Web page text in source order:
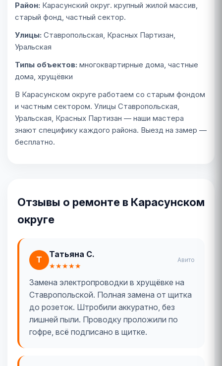
Район: Карасунский округ. крупный жилой массив,
старый фонд, частный сектор.
Улицы: Ставропольская, Красных Партизан,
Уральская
Типы объектов: многоквартирные дома, частные
дома, хрущёвки
В Карасунском округе работаем со старым фондом
и частным сектором. Улицы Ставропольская,
Уральская, Красных Партизан — наши мастера
знают специфику каждого района. Выезд на замер —
бесплатно.
Отзывы о ремонте в Карасунском
округе
Т
Татьяна С.
★★★★★
Авито
Замена электропроводки в хрущёвке на
Ставропольской. Полная замена от щитка
до розеток. Штробили аккуратно, без
лишней пыли. Проводку проложили по
гофре, всё подписано в щитке.